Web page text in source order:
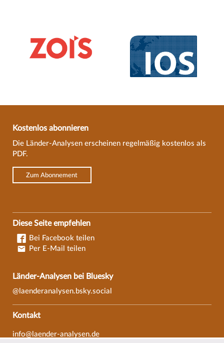
Kostenlos abonnieren
Die Länder-Analysen erscheinen regelmäßig kostenlos als
PDF.
Zum Abonnement
Diese Seite empfehlen
Bei Facebook teilen
Per E-Mail teilen
Länder-Analysen bei Bluesky
@laenderanalysen.bsky.social
Kontakt
info@laender-analysen.de